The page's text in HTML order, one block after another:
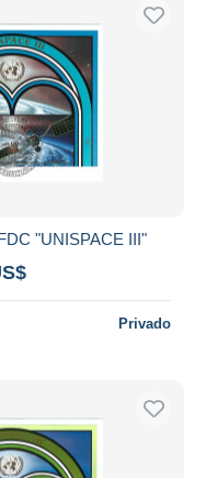
"UNISPACE III"
Privado